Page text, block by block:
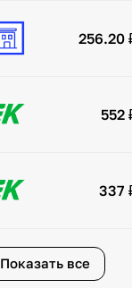
256.20
552
337
Показать все